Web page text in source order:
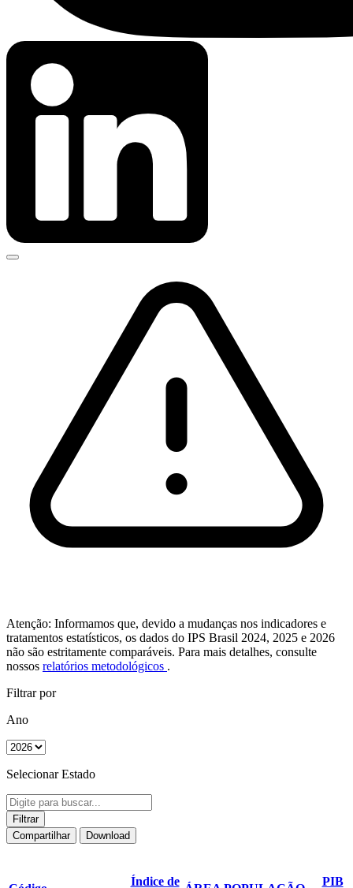
Atenção: Informamos que, devido a mudanças nos indicadores e
tratamentos estatísticos, os dados do IPS Brasil 2024, 2025 e 2026
não são estritamente comparáveis. Para mais detalhes, consulte
nossos relatórios metodológicos .
Filtrar por
Ano
Selecionar Estado
Filtrar
Compartilhar
Download
Índice de PIB